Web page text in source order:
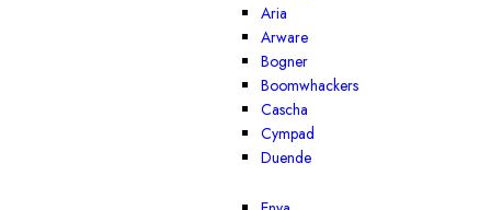
Aria
Arware
Bogner
Boomwhackers
Cascha
Cympad
Duende